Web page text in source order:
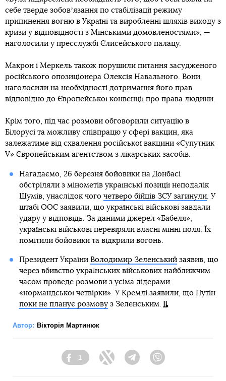
себе тверде зобовʼязання по стабілізації режиму
припинення вогню в Україні та виробленні шляхів виходу з
кризи у відповідності з Мінськими домовленостями», —
наголосили у пресслужбі Єлисейського палацу.
Макрон і Меркель також порушили питання засудженого
російського опозиціонера Олексія Навального. Вони
наголосили на необхідності дотримання його прав
відповідно до Європейської конвенції про права людини.
Крім того, під час розмови обговорили ситуацію в
Білорусі та можливу співпрацю у сфері вакцин, яка
залежатиме від схвалення російської вакцини «Супутник
V» Європейським агентством з лікарських засобів.
Нагадаємо, 26 березня бойовики на Донбасі
обстріляли з мінометів українські позиції неподалік
Шумів, унаслідок чого четверо бійців ЗСУ загинули. У
штабі ООС заявили, що українські військові завдали
удару у відповідь. За даними джерел «Бабеля»,
українські військові перевіряли власні мінні поля. Їх
помітили бойовики та відкрили вогонь.
Президент України Володимир Зеленськийзаявив, що
через вбивство українських військових найближчим
часом проведе розмови з усіма лідерами
«нормандської четвірки». У Кремлі заявили, що Путін
поки не планує розмовуз Зеленським.
Автор: Вікторія Мартинюк
Facebook
1
Twitter TelegramViber